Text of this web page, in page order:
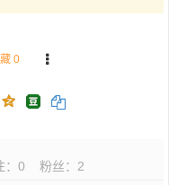
0
0 粉丝： 2